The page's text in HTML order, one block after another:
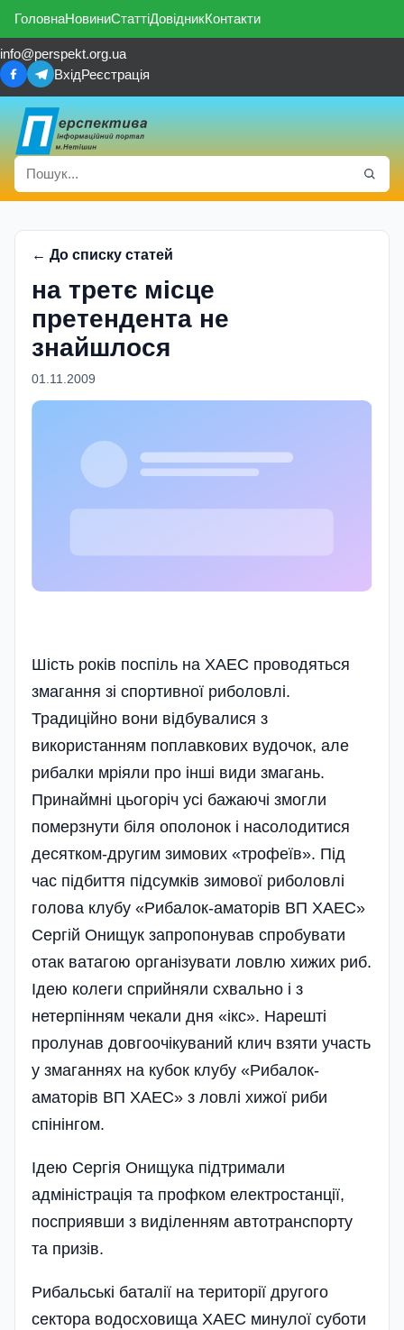
ГоловнаНовиниСтаттіДовідникКонтакти
info@perspekt.org.ua
ВхідРеєстрація
← До списку статей
на третє місце
претендента не
знайшлося
01.11.2009
Шість років поспіль на ХАЕС проводяться
змагання зі спортивної риболовлі.
Традиційно вони відбувалися з
використанням поплавкових вудочок, але
рибалки мріяли про інші види змагань.
Принаймні цьогоріч усі бажаючі змогли
померзнути біля ополонок і насолодитися
десятком-другим зимових «трофеїв». Під
час підбиття підсумків зимової риболовлі
голова клубу «Рибалок-аматорів ВП ХАЕС»
Сергій Онищук запропонував спробувати
отак ватагою організувати ловлю хижих риб.
Ідею колеги сприйняли схвально і з
нетерпінням чекали дня «ікс». Нарешті
пролунав довгоочікуваний клич взяти участь
у змаганнях на кубок клубу «Рибалок-
аматорів ВП ХАЕС» з ловлі хижої риби
спінінгом.
Ідею Сергія Онищука підтримали
адміністрація та профком електростанції,
посприявши з виділенням автотранспорту
та призів.
Рибальські баталії на території другого
сектора водосховища ХАЕС минулої суботи